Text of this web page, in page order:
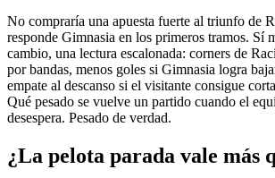
No compraría una apuesta fuerte al triunfo de
responde Gimnasia en los primeros tramos. Sí
cambio, una lectura escalonada: corners de
por bandas, menos goles si Gimnasia logra
empate al descanso si el visitante consigue
Qué pesado se vuelve un partido cuando el
desespera. Pesado de verdad.
¿La pelota parada vale más